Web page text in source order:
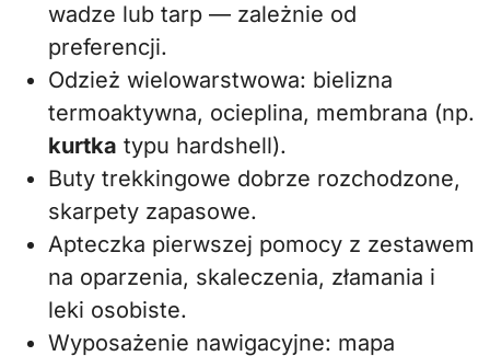
wadze lub tarp — zależnie od
preferencji.
Odzież wielowarstwowa: bielizna
termoaktywna, ocieplina, membrana (np.
kurtka typu hardshell).
Buty trekkingowe dobrze rozchodzone,
skarpety zapasowe.
Apteczka pierwszej pomocy z zestawem
na oparzenia, skaleczenia, złamania i
leki osobiste.
Wyposażenie nawigacyjne: mapa